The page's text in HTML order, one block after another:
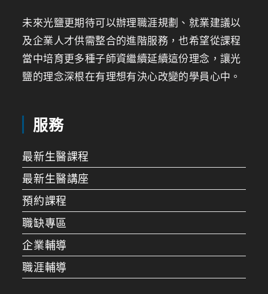
未來光鹽更期待可以辦理職涯規劃、就業建議以
及企業人才供需整合的進階服務，也希望從課程
當中培育更多種子師資繼續延續這份理念，讓光
鹽的理念深根在有理想有決心改變的學員心中。
服務
最新生醫課程
最新生醫講座
預約課程
職缺專區
企業輔導
職涯輔導